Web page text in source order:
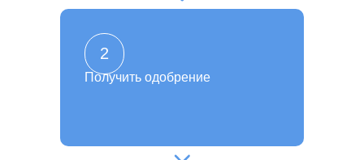
Получить одобрение
2